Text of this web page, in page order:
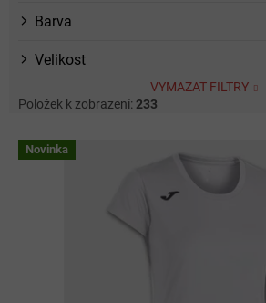
Barva
Velikost
VYMAZAT FILTRY
Položek k zobrazení: 233
V Novinka